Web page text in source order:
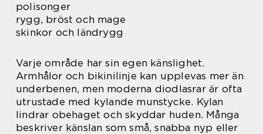
polisonger
rygg, bröst och mage
skinkor och ländrygg
Varje område har sin egen känslighet.
Armhålor och bikinilinje kan upplevas mer än
underbenen, men moderna diodlasrar är ofta
utrustade med kylande munstycke. Kylan
lindrar obehaget och skyddar huden. Många
beskriver känslan som små, snabba nyp eller